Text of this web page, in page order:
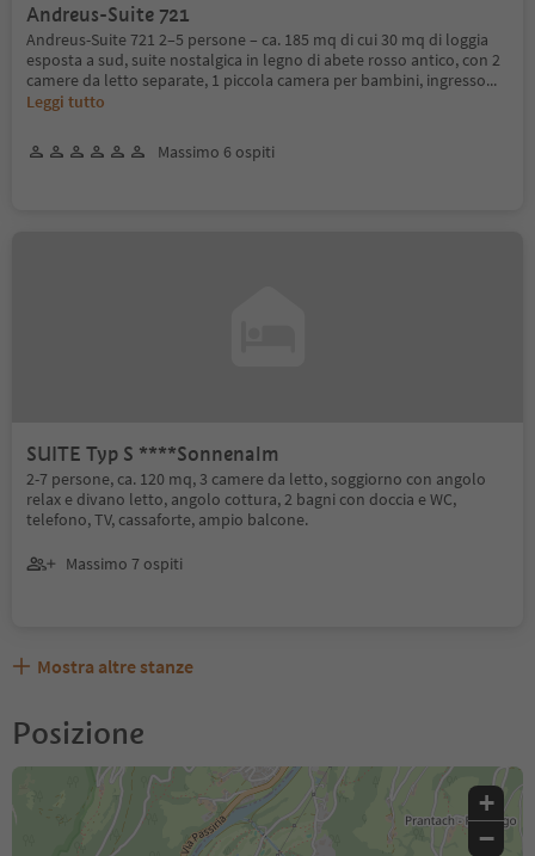
Andreus-Suite 721
Andreus-Suite 721 2–5 persone – ca. 185 mq di cui 30 mq di loggia
esposta a sud, suite nostalgica in legno di abete rosso antico, con 2
camere da letto separate, 1 piccola camera per bambini, ingresso...
Leggi tutto
Massimo 6 ospiti
SUITE Typ S ****Sonnenalm
2-7 persone, ca. 120 mq, 3 camere da letto, soggiorno con angolo
relax e divano letto, angolo cottura, 2 bagni con doccia e WC,
telefono, TV, cassaforte, ampio balcone.
Massimo 7 ospiti
Mostra altre stanze
Posizione
+
−